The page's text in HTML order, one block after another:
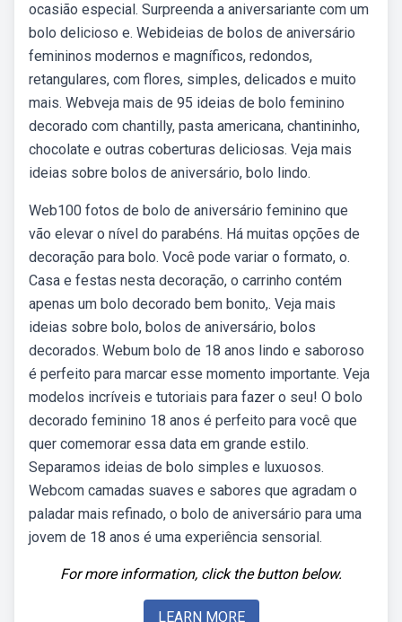
ocasião especial. Surpreenda a aniversariante com um
bolo delicioso e. Webideias de bolos de aniversário
femininos modernos e magníficos, redondos,
retangulares, com flores, simples, delicados e muito
mais. Webveja mais de 95 ideias de bolo feminino
decorado com chantilly, pasta americana, chantininho,
chocolate e outras coberturas deliciosas. Veja mais
ideias sobre bolos de aniversário, bolo lindo.
Web100 fotos de bolo de aniversário feminino que
vão elevar o nível do parabéns. Há muitas opções de
decoração para bolo. Você pode variar o formato, o.
Casa e festas nesta decoração, o carrinho contém
apenas um bolo decorado bem bonito,. Veja mais
ideias sobre bolo, bolos de aniversário, bolos
decorados. Webum bolo de 18 anos lindo e saboroso
é perfeito para marcar esse momento importante. Veja
modelos incríveis e tutoriais para fazer o seu! O bolo
decorado feminino 18 anos é perfeito para você que
quer comemorar essa data em grande estilo.
Separamos ideias de bolo simples e luxuosos.
Webcom camadas suaves e sabores que agradam o
paladar mais refinado, o bolo de aniversário para uma
jovem de 18 anos é uma experiência sensorial.
For more information, click the button below.
LEARN MORE